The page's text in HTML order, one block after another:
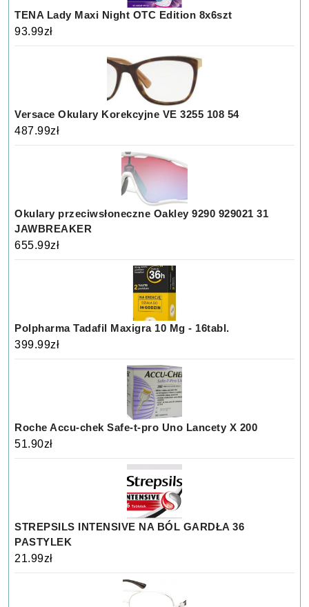
TENA Lady Maxi Night OTC Edition 8x6szt
93.99zł
Versace Okulary Korekcyjne VE 3255 108 54
487.99zł
Okulary przeciwsłoneczne Oakley 9290 929021 31
JAWBREAKER
655.99zł
Polpharma Tadafil Maxigra 10 Mg - 16tabl.
399.99zł
Roche Accu-chek Safe-t-pro Uno Lancety X 200
51.90zł
STREPSILS INTENSIVE NA BÓL GARDŁA 36
PASTYLEK
21.99zł